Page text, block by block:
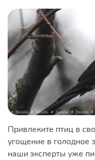
Привлеките птиц в
угощение в
наши эксперты уже